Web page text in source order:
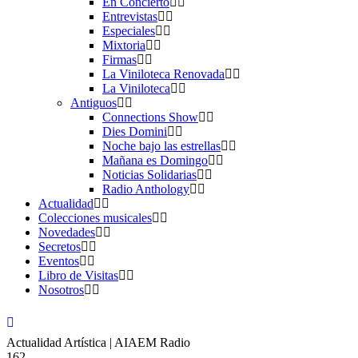
Entrevistas
Especiales
Mixtoria
Firmas
La Viniloteca Renovada
La Viniloteca
Antiguos
Connections Show
Dies Domini
Noche bajo las estrellas
Mañana es Domingo
Noticias Solidarias
Radio Anthology
Actualidad
Colecciones musicales
Novedades
Secretos
Eventos
Libro de Visitas
Nosotros
Actualidad Artística | AIAEM Radio